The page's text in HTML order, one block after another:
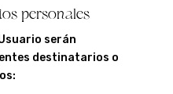
personales
serán
destinatarios o